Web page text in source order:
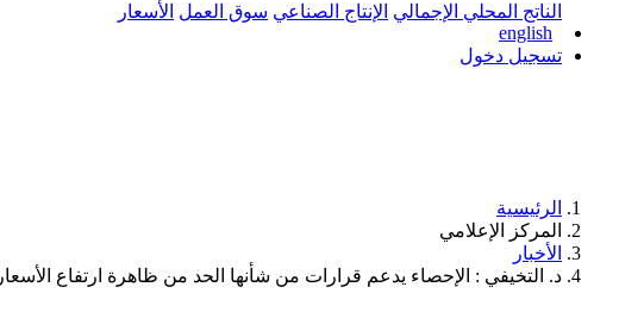
الناتج المحلي الإجمالي الإنتاج الصناعي سوق العمل الأسعار
english
تسجيل دخول
الرئيسية
المركز الإعلامي
الأخبار
د. التخيفي : الإحصاء يدعم قرارات من شأنها الحد من ظاهرة ارتفاع الأسعار